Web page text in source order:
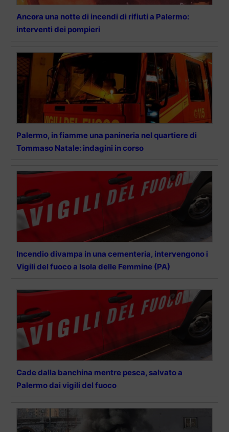
Ancora una notte di incendi di rifiuti a Palermo:
interventi dei pompieri
Palermo, in fiamme una panineria nel quartiere di
Tommaso Natale: indagini in corso
Incendio divampa in una cementeria, intervengono i
Vigili del fuoco a Isola delle Femmine (PA)
Cade dalla banchina mentre pesca, salvato a
Palermo dai vigili del fuoco